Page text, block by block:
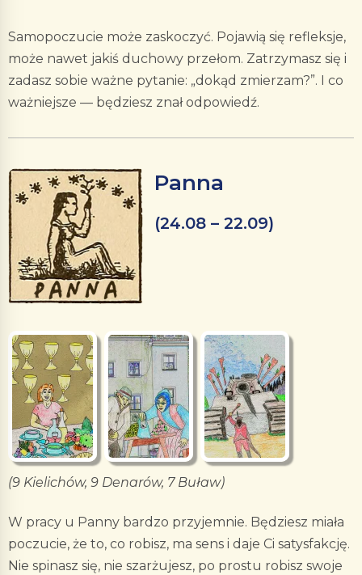
Samopoczucie może zaskoczyć. Pojawią się refleksje,
może nawet jakiś duchowy przełom. Zatrzymasz się i
zadasz sobie ważne pytanie: „dokąd zmierzam?”. I co
ważniejsze — będziesz znał odpowiedź.
Panna
(24.08 – 22.09)
(9 Kielichów, 9 Denarów, 7 Buław)
W pracy u Panny bardzo przyjemnie. Będziesz miała
poczucie, że to, co robisz, ma sens i daje Ci satysfakcję.
Nie spinasz się, nie szarżujesz, po prostu robisz swoje